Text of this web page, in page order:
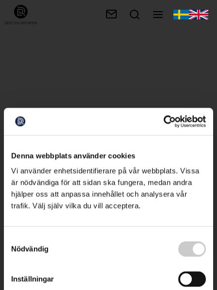
Denna webbplats använder cookies
Vi använder enhetsidentifierare på vår webbplats. Vissa
är nödvändiga för att sidan ska fungera, medan andra
hjälper oss att anpassa innehållet och analysera vår
trafik. Välj själv vilka du vill acceptera.
Nödvändig
Inställningar